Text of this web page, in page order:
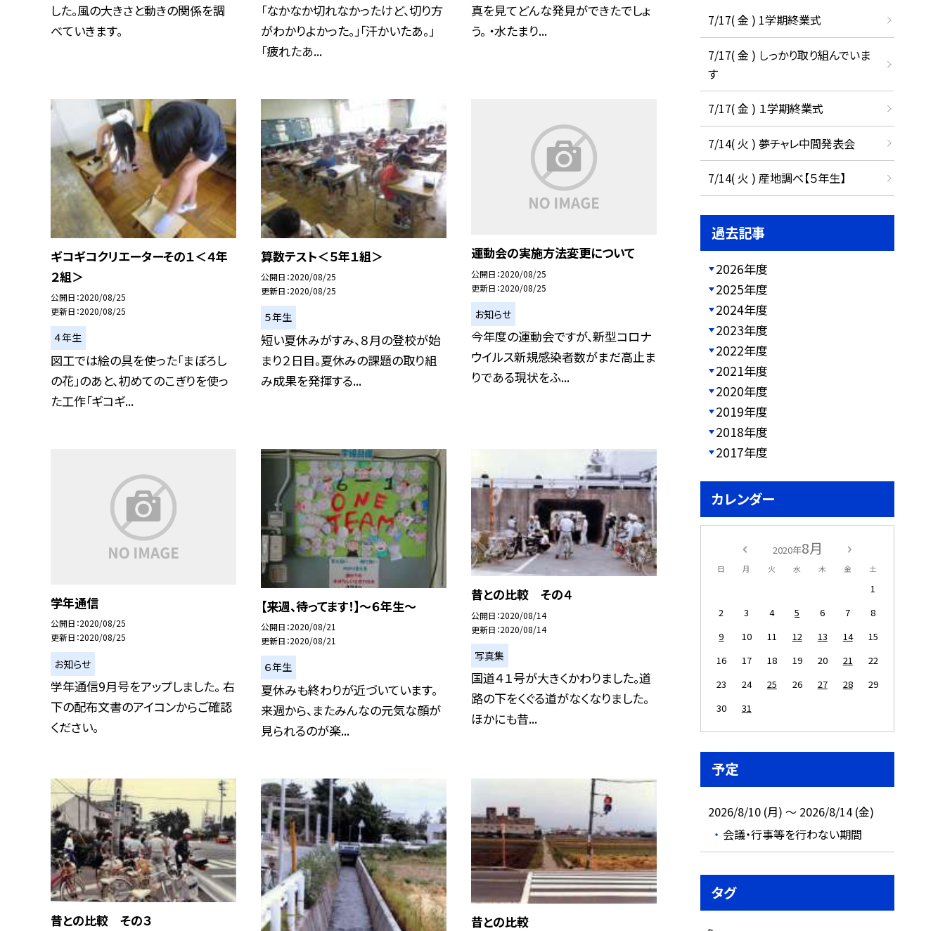
した。風の大きさと動きの関係を調
べていきます。
「なかなか切れなかったけど、切り方
がわかりよかった。」「汗かいたあ。」
「疲れたあ...
真を見てどんな発見ができたでしょ
う。 ・水たまり...
ギコギコクリエーターその１＜４年
２組＞
公開日 2020/08/25
更新日 2020/08/25
４年生
図工では絵の具を使った「まぼろし
の花」のあと、初めてのこぎりを使っ
た工作「ギコギ...
算数テスト＜５年１組＞
公開日 2020/08/25
更新日 2020/08/25
５年生
短い夏休みがすみ、８月の登校が始
まり２日目。夏休みの課題の取り組
み成果を発揮する...
運動会の実施方法変更について
公開日 2020/08/25
更新日 2020/08/25
お知らせ
今年度の運動会ですが、新型コロナ
ウイルス新規感染者数がまだ高止ま
りである現状をふ...
学年通信
公開日 2020/08/25
更新日 2020/08/25
お知らせ
学年通信9月号をアップしました。 右
下の配布文書のアイコンからご確認
ください。
【来週、待ってます！】〜６年生〜
公開日 2020/08/21
更新日 2020/08/21
６年生
夏休みも終わりが近づいています。
来週から、またみんなの元気な顔が
見られるのが楽...
昔との比較 その４
公開日 2020/08/14
更新日 2020/08/14
写真集
国道４１号が大きくかわりました。道
路の下をくぐる道がなくなりました。
ほかにも昔...
昔との比較 その３ 昔との比較
7/17( 金 ) 1学期終業式
7/17( 金 ) しっかり取り組んでいま
す
7/17( 金 ) １学期終業式
7/14( 火 ) 夢チャレ中間発表会
7/14( 火 ) 産地調べ【５年生】
過去記事
2026年度
2025年度
2024年度
2023年度
2022年度
2021年度
2020年度
2019年度
2018年度
2017年度
カレンダー
2020年8月
日 月 火 水 木 金 土
1
2
3 4 5 6 7
8
9
10 11 12 13 14
15
16
17 18 19 20 21
22
23
24 25 26 27 28
29
30
31
予定
2026/8/10 (月) ～ 2026/8/14 (金)
会議・行事等を行わない期間
タグ